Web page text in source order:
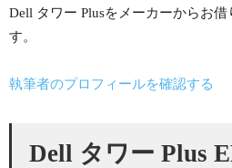
Dell タワー Plusをメーカーからお
す。
執筆者のプロフィールを確認する
Dell タワー Plus